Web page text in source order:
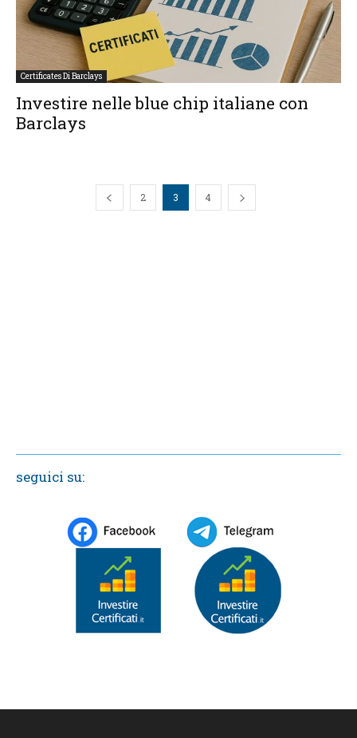
Certificates Di Barclays
Investire nelle blue chip italiane con
Barclays
2 3 4
seguici su: